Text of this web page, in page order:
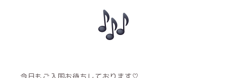
今日もご入国お待ちしております♡